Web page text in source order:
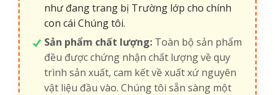
như đang trang bị Trường lớp cho chính
con cái Chúng tôi.
Sản phẩm chất lượng: Toàn bộ sản phẩm
đều được chứng nhận chất lượng về quy
trình sản xuất, cam kết về xuất xứ nguyên
vật liệu đầu vào. Chúng tôi sẵn sàng một